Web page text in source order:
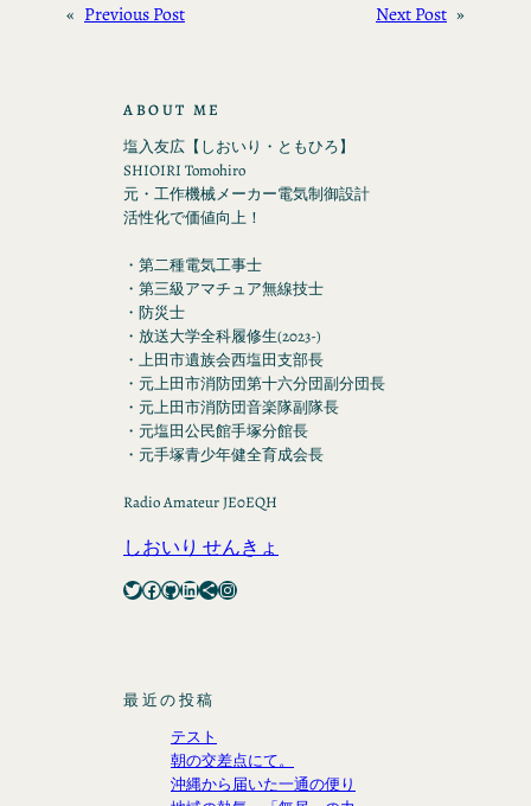
« Previous Post Next Post »
ABOUT ME
塩入友広【しおいり・ともひろ】
SHIOIRI Tomohiro
元・工作機械メーカー電気制御設計
活性化で価値向上！
・第二種電気工事士
・第三級アマチュア無線技士
・防災士
・放送大学全科履修生(2023-)
・上田市遺族会西塩田支部長
・元上田市消防団第十六分団副分団長
・元上田市消防団音楽隊副隊長
・元塩田公民館手塚分館長
・元手塚青少年健全育成会長
Radio Amateur JE0EQH
しおいり せんきょ
Twitter Facebook GitHub LinkedIn Share Icon Instagram
最近の投稿
テスト
朝の交差点にて。
沖縄から届いた一通の便り